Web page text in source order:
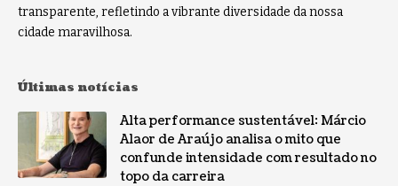
transparente, refletindo a vibrante diversidade da nossa
cidade maravilhosa.
Últimas notícias
Alta performance sustentável: Márcio
Alaor de Araújo analisa o mito que
confunde intensidade com resultado no
topo da carreira